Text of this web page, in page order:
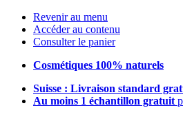
Revenir au menu
Accéder au contenu
Consulter le panier
Cosmétiques 100% naturels
Suisse : Livraison standard
Au moins 1 échantillon gratuit